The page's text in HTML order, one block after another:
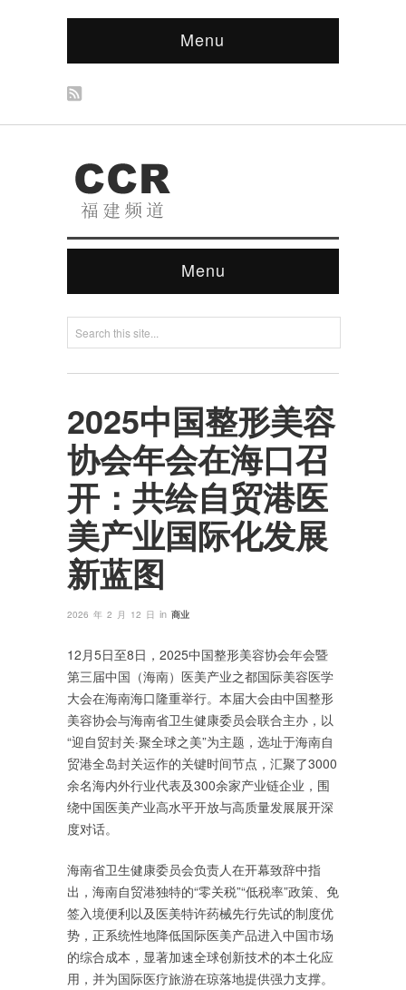
Menu
Menu
2025中国整形美容
协会年会在海口召
开：共绘自贸港医
美产业国际化发展
新蓝图
2026 年 2 月 12 日 in 商业
12月5日至8日，2025中国整形美容协会年会暨
第三届中国（海南）医美产业之都国际美容医学
大会在海南海口隆重举行。本届大会由中国整形
美容协会与海南省卫生健康委员会联合主办，以
“迎自贸封关·聚全球之美”为主题，选址于海南自
贸港全岛封关运作的关键时间节点，汇聚了3000
余名海内外行业代表及300余家产业链企业，围
绕中国医美产业高水平开放与高质量发展展开深
度对话。
海南省卫生健康委员会负责人在开幕致辞中指
出，海南自贸港独特的“零关税”“低税率”政策、免
签入境便利以及医美特许药械先行先试的制度优
势，正系统性地降低国际医美产品进入中国市场
的综合成本，显著加速全球创新技术的本土化应
用，并为国际医疗旅游在琼落地提供强力支撑。